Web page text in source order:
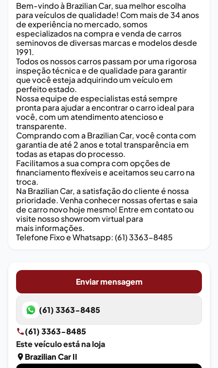
Bem-vindo à Brazilian Car, sua melhor escolha
para veículos de qualidade! Com mais de 34 anos
de experiência no mercado, somos
especializados na compra e venda de carros
seminovos de diversas marcas e modelos desde
1991.
Todos os nossos carros passam por uma rigorosa
inspeção técnica e de qualidade para garantir
que você esteja adquirindo um veículo em
perfeito estado.
Nossa equipe de especialistas está sempre
pronta para ajudar a encontrar o carro ideal para
você, com um atendimento atencioso e
transparente.
Comprando com a Brazilian Car, você conta com
garantia de até 2 anos e total transparência em
todas as etapas do processo.
Facilitamos a sua compra com opções de
financiamento flexíveis e aceitamos seu carro na
troca.
Na Brazilian Car, a satisfação do cliente é nossa
prioridade. Venha conhecer nossas ofertas e saia
de carro novo hoje mesmo! Entre em contato ou
visite nosso showroom virtual para
mais informações.
Telefone Fixo e Whatsapp: (61) 3363-8485
Enviar mensagem
(61) 3363-8485
(61) 3363-8485
Este veículo está na loja
Brazilian Car II